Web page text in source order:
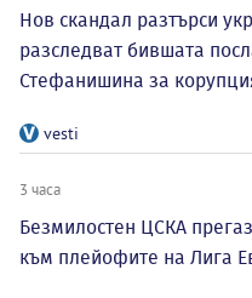
Нов скандал разтърси
разследват бившата
Стефанишина за
vesti
3 часа
Безмилостен ЦСКА
към плейофите на Лига